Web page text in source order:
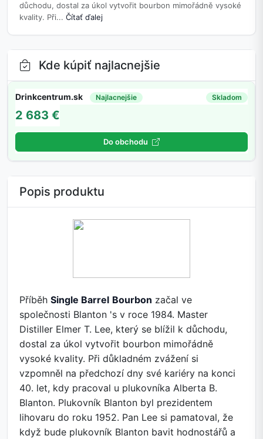
důchodu, dostal za úkol vytvořit bourbon mimořádně vysoké
kvality. Při... Čítať ďalej
Kde kúpiť najlacnejšie
Drinkcentrum.sk Najlacnejšie Skladom
2 683 €
Do obchodu
Popis produktu
Příběh Single Barrel Bourbon začal ve
společnosti Blanton 's v roce 1984. Master
Distiller Elmer T. Lee, který se blížil k důchodu,
dostal za úkol vytvořit bourbon mimořádně
vysoké kvality. Při důkladném zvážení si
vzpomněl na předchozí dny své kariéry na konci
40. let, kdy pracoval u plukovníka Alberta B.
Blanton. Plukovník Blanton byl prezidentem
lihovaru do roku 1952. Pan Lee si pamatoval, že
když bude plukovník Blanton bavit hodnostářů a